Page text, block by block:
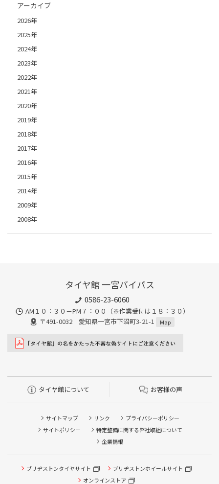
アーカイブ
2026年
2025年
2024年
2023年
2022年
2021年
2020年
2019年
2018年
2017年
2016年
2015年
2014年
2009年
2008年
タイヤ館 一宮バイパス
0586-23-6060
AM１０：３０－PM７：００（※作業受付は１８：３０）
〒491-0032 愛知県一宮市下沼町3-21-1
Map
タイヤ館について お客様の声
サイトマップ リンク
プライバシーポリシー
サイトポリシー
特定整備に関する弊社取組について
企業情報
ブリヂストンタイヤサイト
ブリヂストンホイールサイト
オンラインストア
タイヤ点検・安全点検/タイヤ履き替え/オイル交換/その他
ピット作業の予約